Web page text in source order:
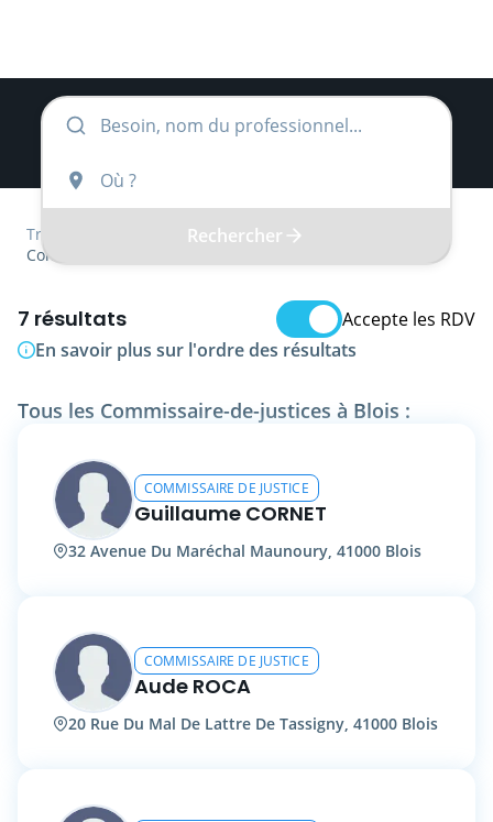
Rechercher
Trouver Centre-Val de Loire
Loir-et-Cher
Commissaire-de-justice
7 résultats
Accepte les RDV
En savoir plus sur l'ordre des résultats
Tous les Commissaire-de-justices à Blois :
COMMISSAIRE DE JUSTICE
Guillaume CORNET
32 Avenue Du Maréchal Maunoury, 41000 Blois
COMMISSAIRE DE JUSTICE
Aude ROCA
20 Rue Du Mal De Lattre De Tassigny, 41000 Blois